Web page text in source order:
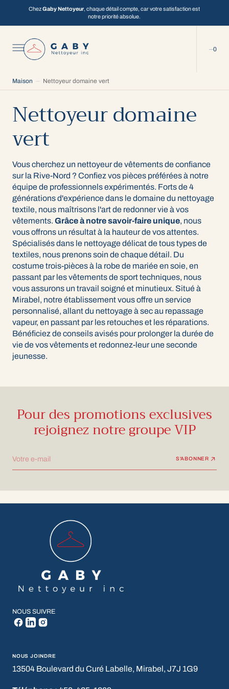
ChezGaby Nettoyeur, chaque détail compte, car votre satisfaction est
notre priorité absolue.
00
Maison Nettoyeur domaine vert
Nettoyeur domaine
vert
Vous cherchez un nettoyeur de vêtements de confiance
sur la Rive-Nord ? Confiez vos pièces préférées à notre
équipe de professionnels expérimentés. Forts de 4
générations d'expérience dans le domaine du nettoyage
textile, nous maîtrisons l'art de redonner vie à vos
vêtements. Grâce à notre savoir-faire unique, nous
vous offrons un résultat à la hauteur de vos attentes.
Spécialisés dans le nettoyage délicat de tous types de
textiles, nous prenons soin de chaque détail. Du
costume trois-pièces à la robe de mariée en soie, en
passant par les vêtements de sport techniques, nous
vous assurons un travail soigné et minutieux. Situé à
Mirabel, notre établissement vous offre un service
personnalisé, allant du nettoyage à sec au repassage
vapeur, en passant par les retouches et les réparations.
Bénéficiez de conseils avisés pour prolonger la durée de
vie de vos vêtements et redonnez-leur une seconde
jeunesse.
Pour des promotions exclusives
rejoignez notre groupe VIP
Votre e-mail S'ABONNER
NOUS SUIVRE
NOUS JOINDRE
13504 Boulevard du Curé Labelle, Mirabel, J7J 1G9